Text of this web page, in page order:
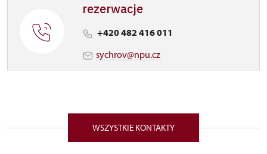
rezerwacje
+420 482 416 011
sychrov@npu.cz
WSZYSTKIE KONTAKTY